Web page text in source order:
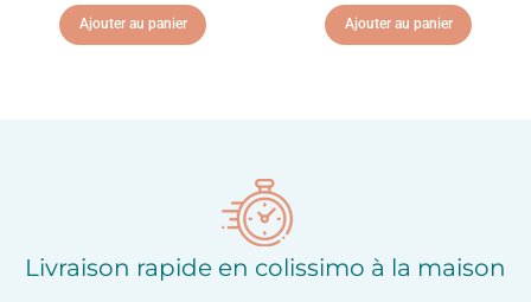
Ajouter au panier Ajouter au panier
Livraison rapide en colissimo à la maison